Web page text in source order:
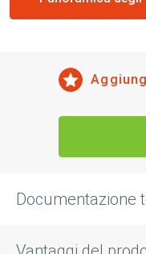
Documentazione